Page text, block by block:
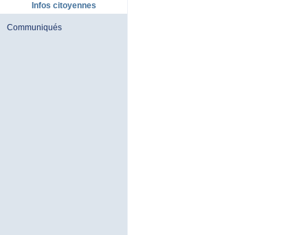
Infos citoyennes
Communiqués